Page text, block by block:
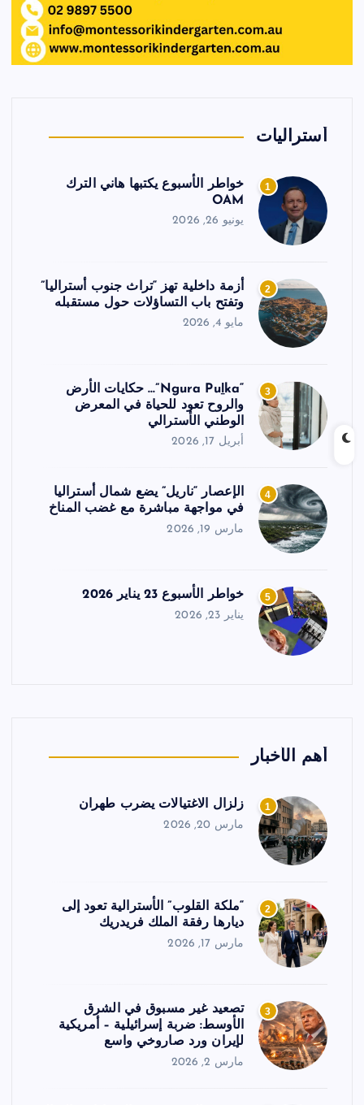
أستراليات
1
خواطر الأسبوع يكتبها هاني الترك
OAM
يونيو 26, 2026
2
أزمة داخلية تهز “تراث جنوب أستراليا”
وتفتح باب التساؤلات حول مستقبله
مايو 4, 2026
3
“Ngura Puḻka”… حكايات الأرض
والروح تعود للحياة في المعرض
الوطني الأسترالي
أبريل 17, 2026
4
الإعصار “ناريل” يضع شمال أستراليا
في مواجهة مباشرة مع غضب المناخ
مارس 19, 2026
5 خواطر الأسبوع 23 يناير 2026
يناير 23, 2026
أهم الأخبار
1 زلزال الاغتيالات يضرب طهران
مارس 20, 2026
2
“ملكة القلوب” الأسترالية تعود إلى
ديارها رفقة الملك فريدريك
مارس 17, 2026
3
تصعيد غير مسبوق في الشرق
الأوسط: ضربة إسرائيلية – أمريكية
لإيران ورد صاروخي واسع
مارس 2, 2026